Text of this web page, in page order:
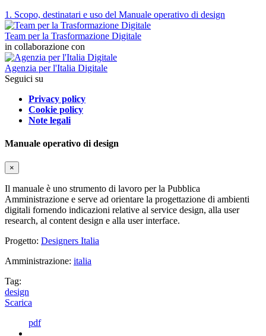
1. Scopo, destinatari e uso del Manuale operativo di design
Team per la Trasformazione Digitale
in collaborazione con
Agenzia per l'Italia Digitale
Seguici su
Privacy policy
Cookie policy
Note legali
Manuale operativo di design
×
Il manuale è uno strumento di lavoro per la Pubblica
Amministrazione e serve ad orientare la progettazione di ambienti
digitali fornendo indicazioni relative al service design, alla user
research, al content design e alla user interface.
Progetto: Designers Italia
Amministrazione: italia
Tag:
design
Scarica
pdf